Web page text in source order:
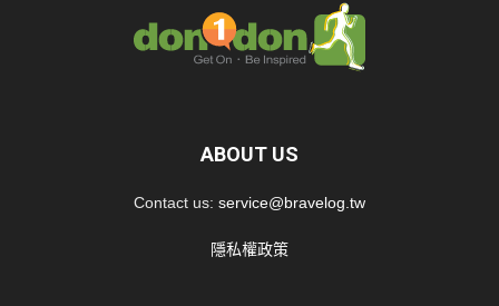
ABOUT US
Contact us: service@bravelog.tw
隱私權政策